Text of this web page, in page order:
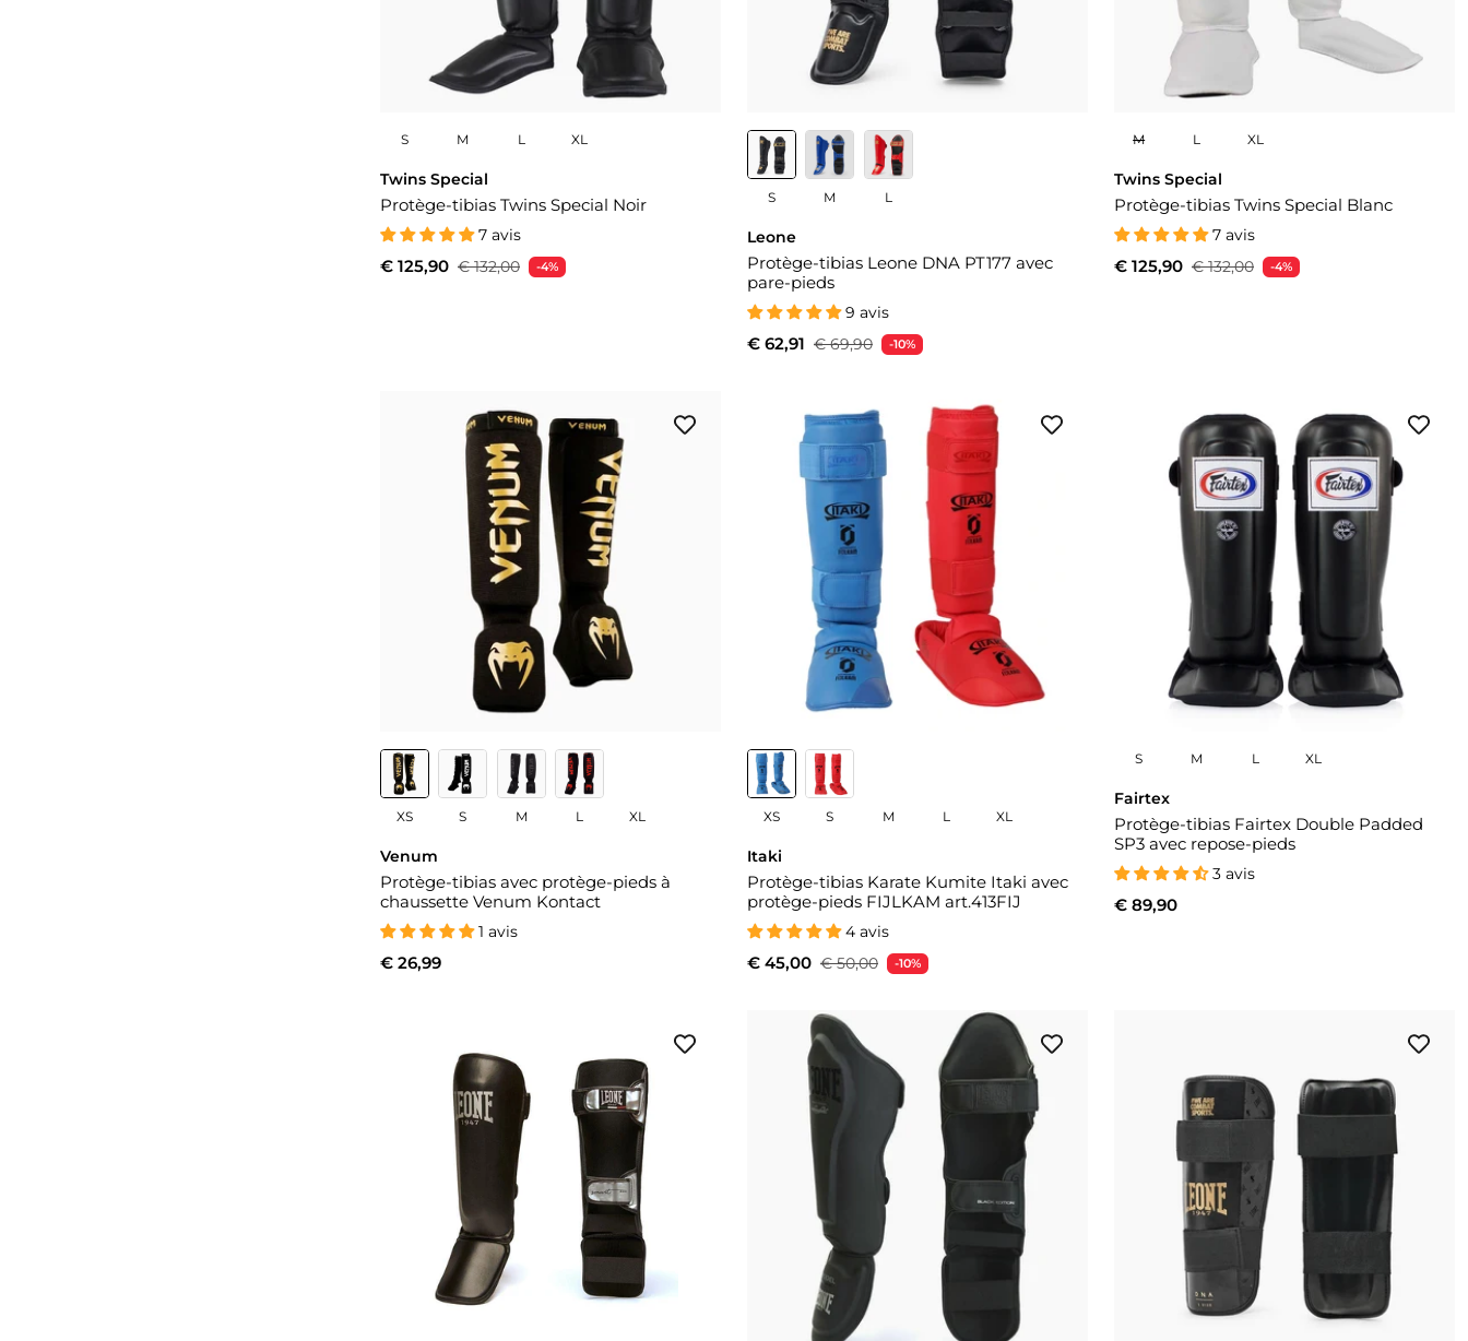
S M L XL
Twins Special
Protège-tibias Twins Special Noir
7 avis
€ 125,90 € 132,00 -4%
S M L
Leone
Protège-tibias Leone DNA PT177 avec
pare-pieds
9 avis
€ 62,91 € 69,90 -10%
M L XL
Twins Special
Protège-tibias Twins Special Blanc
7 avis
€ 125,90 € 132,00 -4%
XS S M L XL
Venum
Protège-tibias avec protège-pieds à
chaussette Venum Kontact
1 avis
€ 26,99
XS S M L XL
Itaki
Protège-tibias Karate Kumite Itaki avec
protège-pieds FIJLKAM art.413FIJ
4 avis
€ 45,00 € 50,00 -10%
S M L XL
Fairtex
Protège-tibias Fairtex Double Padded
SP3 avec repose-pieds
3 avis
€ 89,90